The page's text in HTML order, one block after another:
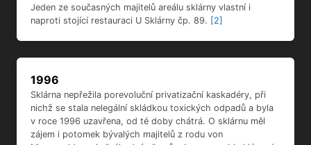
Jeden ze současných majitelů areálu sklárny vlastní i
naproti stojící restauraci U Sklárny čp. 89. [2]
1996
Sklárna nepřežila porevoluční privatizační kaskadéry, při
nichž se stala nelegální skládkou toxických odpadů a byla
v roce 1996 uzavřena, od té doby chátrá. O sklárnu měl
zájem i potomek bývalých majitelů z rodu von